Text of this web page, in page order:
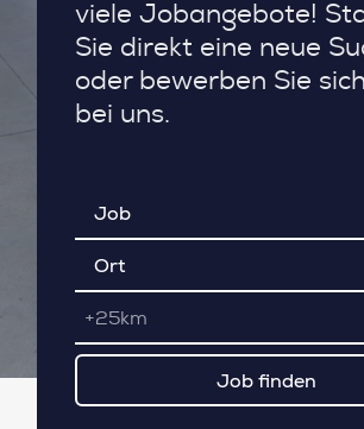
viele Jobangebote!
Sie direkt eine neue
oder bewerben Sie
bei uns.
+25km